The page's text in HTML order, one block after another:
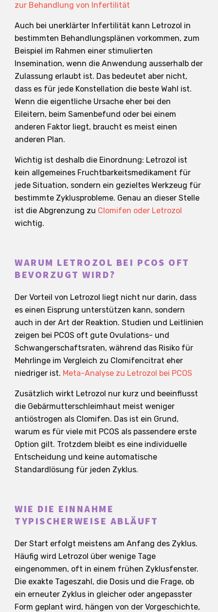
zur Behandlung von Infertilität
Auch bei unerklärter Infertilität kann Letrozol in
bestimmten Behandlungsplänen vorkommen, zum
Beispiel im Rahmen einer stimulierten
Insemination, wenn die Anwendung ausserhalb der
Zulassung erlaubt ist. Das bedeutet aber nicht,
dass es für jede Konstellation die beste Wahl ist.
Wenn die eigentliche Ursache eher bei den
Eileitern, beim Samenbefund oder bei einem
anderen Faktor liegt, braucht es meist einen
anderen Plan.
Wichtig ist deshalb die Einordnung: Letrozol ist
kein allgemeines Fruchtbarkeitsmedikament für
jede Situation, sondern ein gezieltes Werkzeug für
bestimmte Zyklusprobleme. Genau an dieser Stelle
ist die Abgrenzung zu Clomifen oder Letrozol
wichtig.
WARUM LETROZOL BEI PCOS OFT
BEVORZUGT WIRD?
Der Vorteil von Letrozol liegt nicht nur darin, dass
es einen Eisprung unterstützen kann, sondern
auch in der Art der Reaktion. Studien und Leitlinien
zeigen bei PCOS oft gute Ovulations- und
Schwangerschaftsraten, während das Risiko für
Mehrlinge im Vergleich zu Clomifencitrat eher
niedriger ist. Meta-Analyse zu Letrozol bei PCOS
Zusätzlich wirkt Letrozol nur kurz und beeinflusst
die Gebärmutterschleimhaut meist weniger
antiöstrogen als Clomifen. Das ist ein Grund,
warum es für viele mit PCOS als passendere erste
Option gilt. Trotzdem bleibt es eine individuelle
Entscheidung und keine automatische
Standardlösung für jeden Zyklus.
WIE DIE EINNAHME
TYPISCHERWEISE ABLÄUFT
Der Start erfolgt meistens am Anfang des Zyklus.
Häufig wird Letrozol über wenige Tage
eingenommen, oft in einem frühen Zyklusfenster.
Die exakte Tageszahl, die Dosis und die Frage, ob
ein erneuter Zyklus in gleicher oder angepasster
Form geplant wird, hängen von der Vorgeschichte,